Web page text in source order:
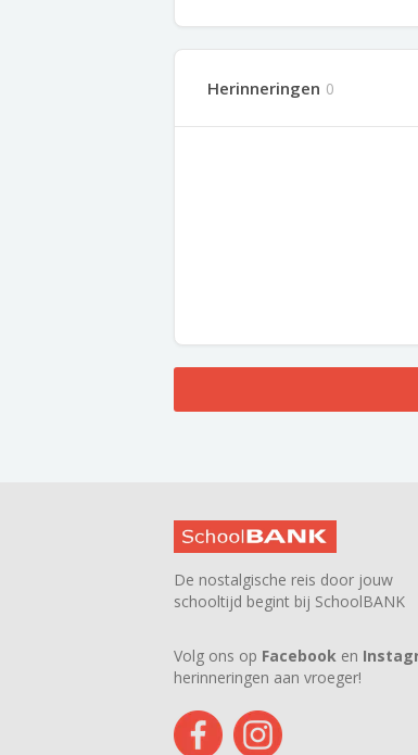
Herinneringen 0
De nostalgische reis door jouw
schooltijd begint bij SchoolBANK
Volg ons op Facebook en
herinneringen aan vroeger!